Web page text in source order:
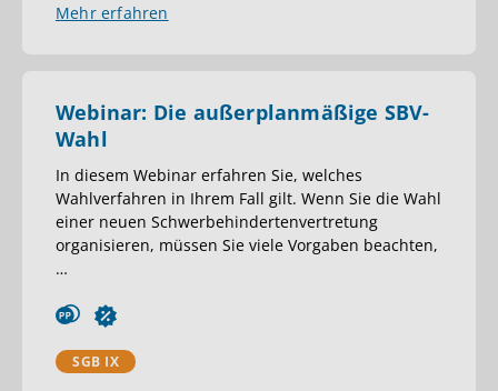
Mehr erfahren
Webinar: Die außerplanmäßige SBV-
Wahl
In diesem Webinar erfahren Sie, welches
Wahlverfahren in Ihrem Fall gilt. Wenn Sie die Wahl
einer neuen Schwerbehindertenvertretung
organisieren, müssen Sie viele Vorgaben beachten,
…
SGB IX